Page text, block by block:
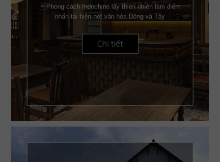
Phong cách Indochine lấy thiên nhiên làm điểm
nhấn tái hiện nét văn hóa Đông và Tây
Chi tiết